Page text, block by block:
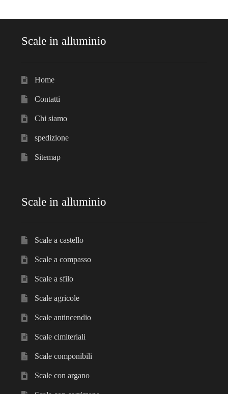
Scale in alluminio
Home
Contatti
Chi siamo
spedizione
Sitemap
Scale in alluminio
Scale a castello
Scale a compasso
Scale a sfilo
Scale agricole
Scale antincendio
Scale cimiteriali
Scale componibili
Scale con argano